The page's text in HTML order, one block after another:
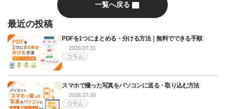
一覧へ戻る
最近の投稿
PDFを1つにまとめる・分ける方法｜無料でできる手順
2026.07.31
コラム
スマホで撮った写真をパソコンに送る・取り込む方法
2026.07.30
コラム